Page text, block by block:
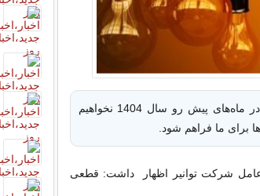
مدیرعامل شرکت توانیر گفت: قطعی برقی در ماه‌های پیش رو سال 1404 نخواهیم
برای ما فراهم شود.
شرکت توانیر اظهار داشت: قطعی